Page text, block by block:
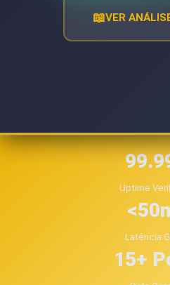
📖VER
Uptime
Latência
15+